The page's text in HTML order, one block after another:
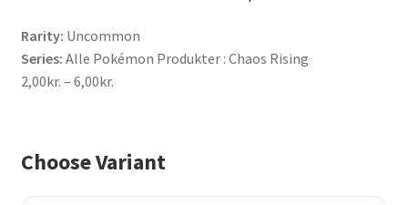
Rarity: Uncommon
Series: Alle Pokémon Produkter : Chaos Rising
2,00kr. – 6,00kr.Prisinterval:
6,00kr.
Choose Variant